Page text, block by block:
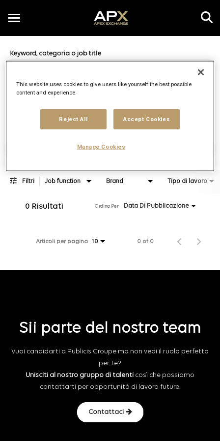
Toggle
access_time 10 KM
Trova posizioni di lavoro
Filtri Job function Brand Tipo di lavoro
0 Risultati Data Di Pubblicazione
Ordina Per
Articoli per pagina 10 0 of 0
Sii parte del nostro team
Vuoi candidarti a Publicis Groupe ma non vedi il ruolo perfetto
per te?
Unisciti al nostro gruppo di talenti così che possiamo
contattarti per opportunità di lavoro future.
Contattaci
This website uses cookies to give users like yourself the best possible
content and experience.
Reject All Accept Cookies
Manage Cookies